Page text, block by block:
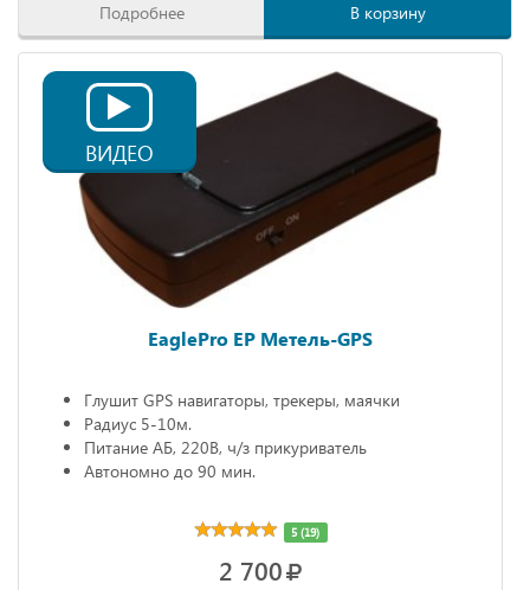
Подробнее В корзину
ВИДЕО
EaglePro EP Метель-GPS
Глушит GPS навигаторы, трекеры, маячки
Радиус 5-10м.
Питание АБ, 220В, ч/з прикуриватель
Автономно до 90 мин.
5 (19)
2 700